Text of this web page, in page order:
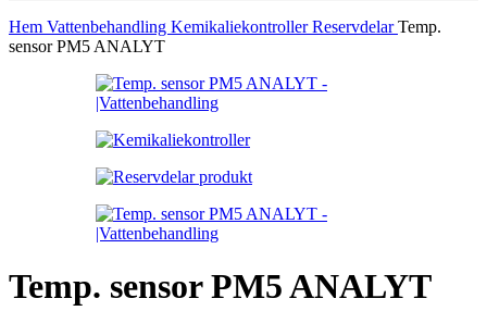
Hem Vattenbehandling KemikaliekontrollerReservdelarTemp.
sensor PM5 ANALYT
Temp. sensor PM5 ANALYT